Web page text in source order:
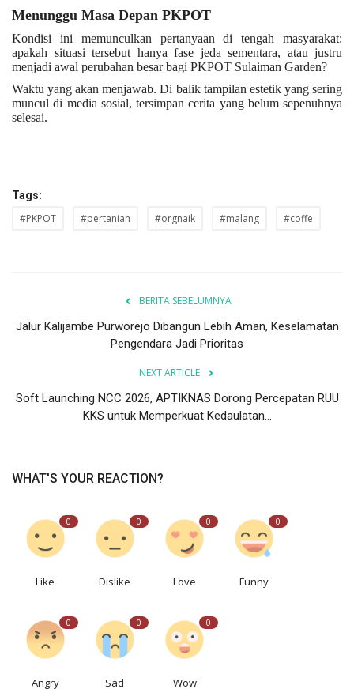
Menunggu Masa Depan PKPOT
Kondisi ini memunculkan pertanyaan di tengah masyarakat:
apakah situasi tersebut hanya fase jeda sementara, atau justru
menjadi awal perubahan besar bagi PKPOT Sulaiman Garden?
Waktu yang akan menjawab. Di balik tampilan estetik yang sering
muncul di media sosial, tersimpan cerita yang belum sepenuhnya
selesai.
Tags:
#PKPOT #pertanian #orgnaik #malang #coffe
BERITA SEBELUMNYA
Jalur Kalijambe Purworejo Dibangun Lebih Aman, Keselamatan
Pengendara Jadi Prioritas
NEXT ARTICLE
Soft Launching NCC 2026, APTIKNAS Dorong Percepatan RUU
KKS untuk Memperkuat Kedaulatan...
WHAT'S YOUR REACTION?
0
Like
0
Dislike
0
Love
0
Funny
0
Angry
0
Sad
0
Wow